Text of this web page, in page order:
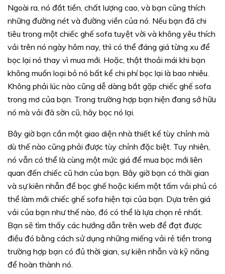
Ngoài ra, nó đắt tiền, chất lượng cao, và bạn cũng thích
những đường nét và đường viền của nó. Nếu bạn đã chi
tiêu trong một chiếc ghế sofa tuyệt vời và không yêu thích
vải trên nó ngày hôm nay, thì có thể đáng giá từng xu để
bọc lại nó thay vì mua mới. Hoặc, thật thoải mái khi bạn
không muốn loại bỏ nó bất kể chi phí bọc lại là bao nhiêu.
Không phải lúc nào cũng dễ dàng bắt gặp chiếc ghế sofa
trong mơ của bạn. Trong trường hợp bạn hiện đang sở hữu
nó mà vải đã sờn cũ, hãy bọc nó lại.
Bây giờ bạn cần một giao diện nhà thiết kế tùy chỉnh mà
dù thế nào cũng phải được tùy chỉnh đặc biệt. Tuy nhiên,
nó vẫn có thể là cùng một mức giá để mua bọc mới liên
quan đến chiếc cũ hơn của bạn. Bây giờ bạn có thời gian
và sự kiên nhẫn để bọc ghế hoặc kiếm một tấm vải phủ có
thể làm mới chiếc ghế sofa hiện tại của bạn. Dựa trên giá
vải của bạn như thế nào, đó có thể là lựa chọn rẻ nhất.
Bạn sẽ tìm thấy các hướng dẫn trên web để đạt được
điều đó bằng cách sử dụng những miếng vải rẻ tiền trong
trường hợp bạn có đủ thời gian, sự kiên nhẫn và kỹ năng
để hoàn thành nó.